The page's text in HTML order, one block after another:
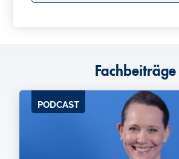
Fachbeiträge
PODCAST